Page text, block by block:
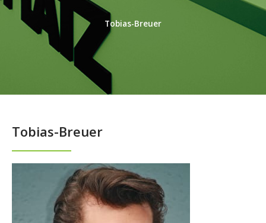
Tobias-Breuer
Tobias-Breuer